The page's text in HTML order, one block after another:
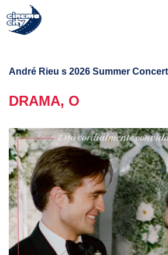
André Rieu s 2026 Summer
DRAMA, O